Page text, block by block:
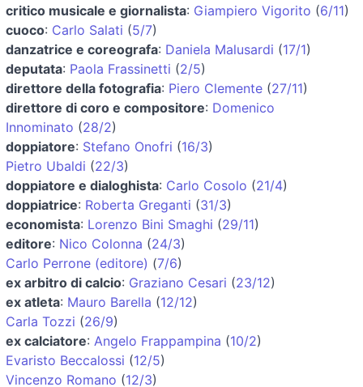
critico musicale e giornalista: Giampiero Vigorito (6/11)
cuoco: Carlo Salati (5/7)
danzatrice e coreografa: Daniela Malusardi (17/1)
deputata: Paola Frassinetti (2/5)
direttore della fotografia: Piero Clemente (27/11)
direttore di coro e compositore: Domenico
Innominato (28/2)
doppiatore: Stefano Onofri (16/3)
Pietro Ubaldi (22/3)
doppiatore e dialoghista: Carlo Cosolo (21/4)
doppiatrice: Roberta Greganti (31/3)
economista: Lorenzo Bini Smaghi (29/11)
editore: Nico Colonna (24/3)
Carlo Perrone (editore) (7/6)
ex arbitro di calcio: Graziano Cesari (23/12)
ex atleta: Mauro Barella (12/12)
Carla Tozzi (26/9)
ex calciatore: Angelo Frappampina (10/2)
Evaristo Beccalossi (12/5)
Vincenzo Romano (12/3)